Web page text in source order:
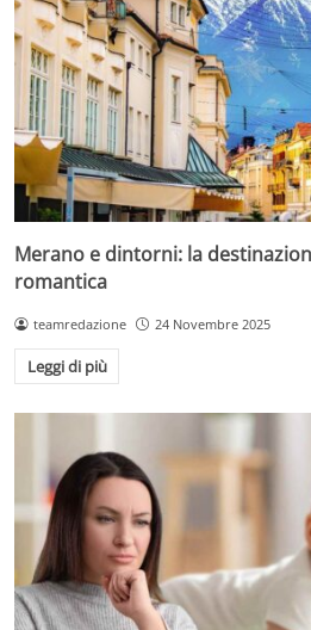
Merano e dintorni: la
romantica
teamredazione 24 Novembre 2025
Leggi di più